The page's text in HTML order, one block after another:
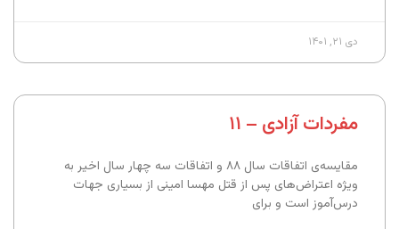
دی ۲۱, ۱۴۰۱
مفردات آزادی – ۱۱
مقایسه‌ی اتفاقات سال ۸۸ و اتفاقات سه چهار سال اخیر به
ویژه اعتراض‌های پس از قتل مهسا امینی از بسیاری جهات
درس‌آموز است و برای